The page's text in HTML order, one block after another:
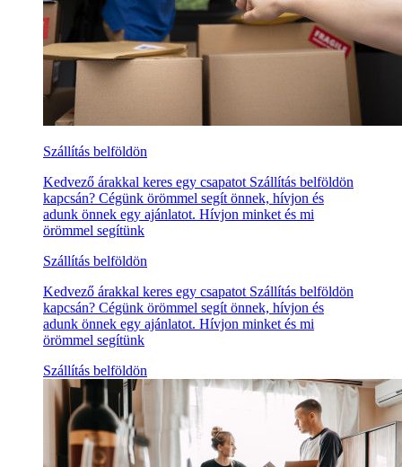
Szállítás belföldön
Kedvező árakkal keres egy csapatot Szállítás belföldön
kapcsán? Cégünk örömmel segít önnek, hívjon és
adunk önnek egy ajánlatot. Hívjon minket és mi
örömmel segítünk
Szállítás belföldön
Kedvező árakkal keres egy csapatot Szállítás belföldön
kapcsán? Cégünk örömmel segít önnek, hívjon és
adunk önnek egy ajánlatot. Hívjon minket és mi
örömmel segítünk
Szállítás belföldön